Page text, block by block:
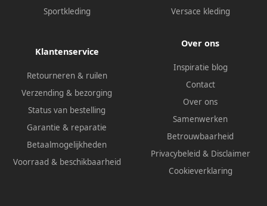
Sportkleding
Versace kleding
Klantenservice
Retourneren & ruilen
Verzending & bezorging
Status van bestelling
Garantie & reparatie
Betaalmogelijkheden
Voorraad & beschikbaarheid
Over ons
Inspiratie blog
Contact
Over ons
Samenwerken
Betrouwbaarheid
Privacybeleid & Disclaimer
Cookieverklaring